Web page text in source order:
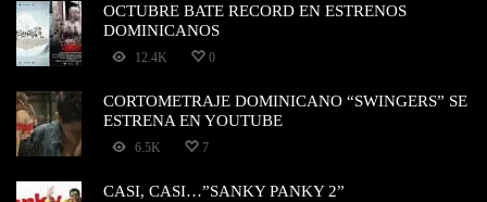
OCTUBRE BATE RECORD EN ESTRENOS
DOMINICANOS
12.4K 0
CORTOMETRAJE DOMINICANO “SWINGERS” SE
ESTRENA EN YOUTUBE
6.5K 7
CASI, CASI…”SANKY PANKY 2”